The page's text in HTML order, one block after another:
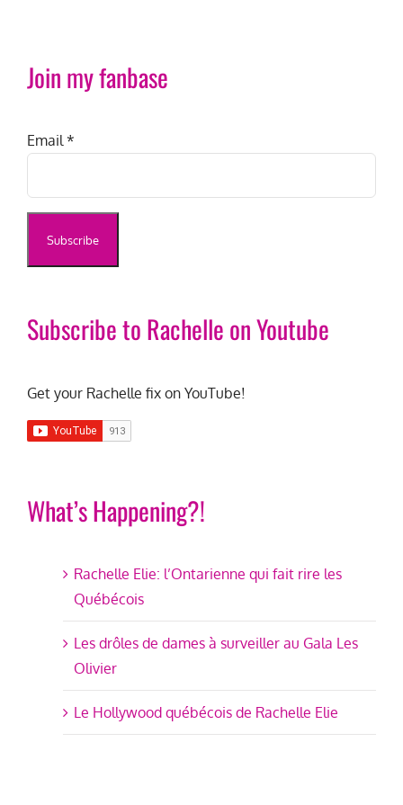
Join my fanbase
Email*
Subscribe to Rachelle on Youtube
Get your Rachelle fix on YouTube!
What’s Happening?!
Rachelle Elie: l’Ontarienne qui fait rire les
Québécois
Les drôles de dames à surveiller au Gala Les
Olivier
Le Hollywood québécois de Rachelle Elie